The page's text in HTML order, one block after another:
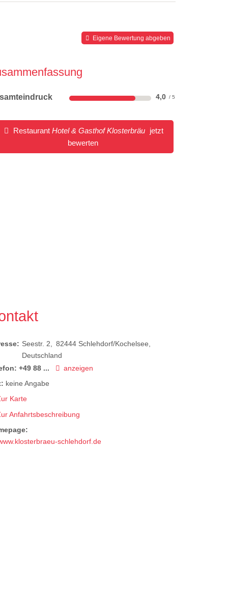
Eigene Bewertung abgeben
4,0
Restaurant Hotel & Gasthof Klosterbräu jetzt
bewerten
Seestr. 2 82444 Schlehdorf/Kochelsee
Deutschland
+49 88 ...
anzeigen
keine Angabe
Karte
Anfahrtsbeschreibung
schlehdorf.de